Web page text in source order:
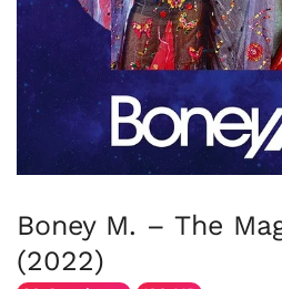
Boney M. – The
(2022)